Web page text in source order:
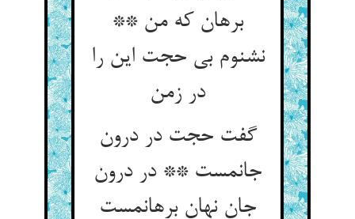
برهان که من **
نشنوم بی حجت این را
در زمن
گفت حجت در درون
جانمست ** در درون
جان نهان برهانمست